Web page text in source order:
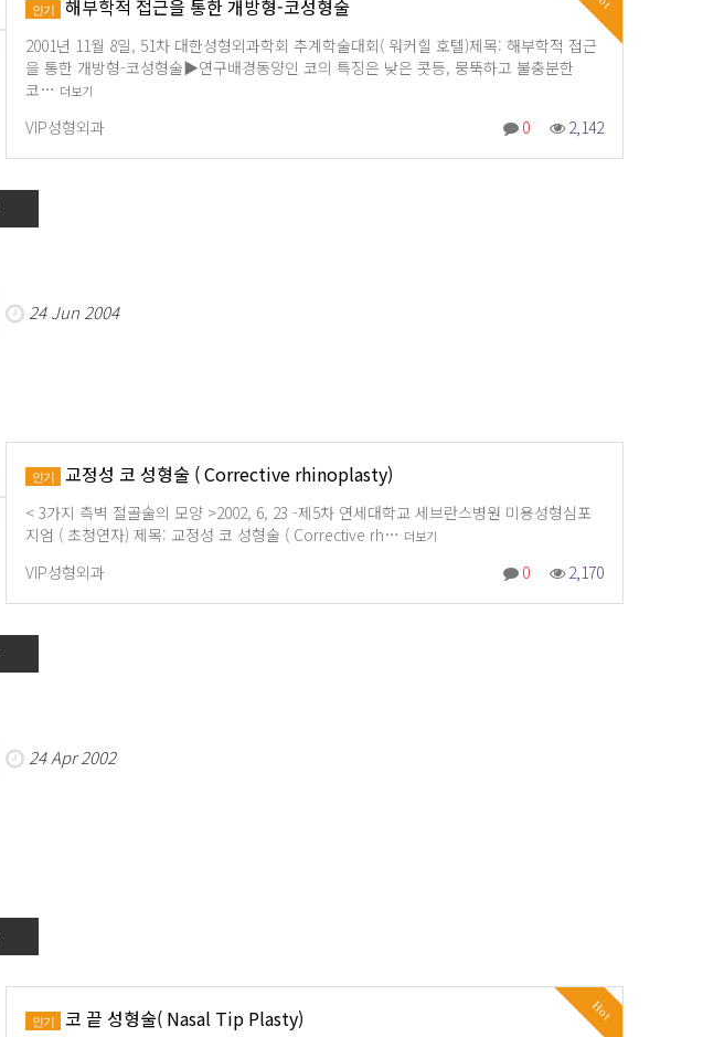
인기 해부학적 접근을 통한 개방형-코성형술
2001년 11월 8일, 51차 대한성형외과학회 추계학술대회( 워커힐 호텔)제목: 해부학적 접근
을 통한 개방형-코성형술▶연구배경동양인 코의 특징은 낮은 콧등, 뭉뚝하고 불충분한
코… 더보기
VIP성형외과 0 2,142
24 Jun 2004
인기 교정성 코 성형술 ( Corrective rhinoplasty)
< 3가지 측벽 절골술의 모양 >2002, 6, 23 -제5차 연세대학교 세브란스병원 미용성형심포
지엄 ( 초청연자) 제목: 교정성 코 성형술 ( Corrective rh… 더보기
VIP성형외과 0 2,170
24 Apr 2002
Hot
인기 코 끝 성형술( Nasal Tip Plasty)